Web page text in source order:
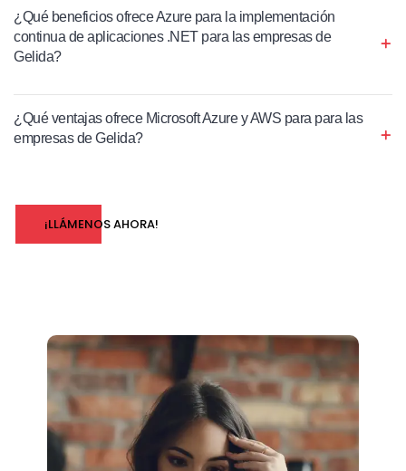
¿Qué beneficios ofrece Azure para la implementación
continua de aplicaciones .NET para las empresas de
Gelida?
¿Qué ventajas ofrece Microsoft Azure y AWS para para las
empresas de Gelida?
¡LLÁMENOS AHORA!